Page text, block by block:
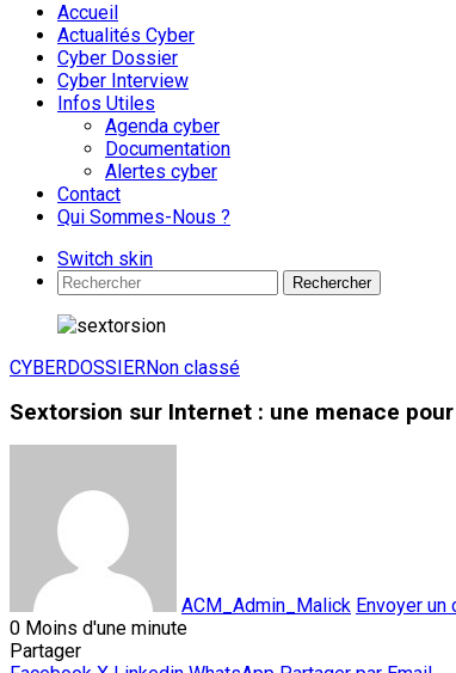
Accueil
Actualités Cyber
Cyber Dossier
Cyber Interview
Infos Utiles
Agenda cyber
Documentation
Alertes cyber
Contact
Qui Sommes-Nous ?
Switch skin
Rechercher
CYBERDOSSIERNon classé
Sextorsion sur Internet : une menace
ACM_Admin_Malick Envoyer un
0 Moins d'une minute
Partager